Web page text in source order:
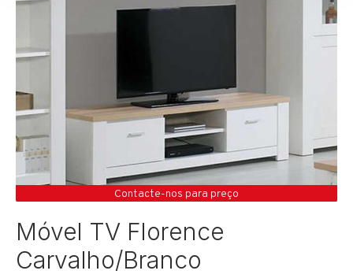
Contacte-nos para preço
Móvel TV Florence
Carvalho/Branco